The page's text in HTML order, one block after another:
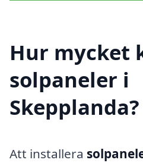
Hur mycket
solpaneler i
Skepplanda?
Att installera